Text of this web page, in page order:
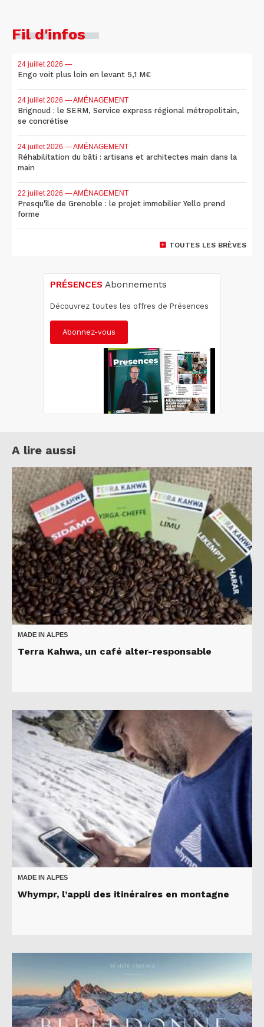
Fil d'infos
24 juillet 2026 —
Engo voit plus loin en levant 5,1 M€
24 juillet 2026 — AMÉNAGEMENT
Brignoud : le SERM, Service express régional métropolitain,
se concrétise
24 juillet 2026 — AMÉNAGEMENT
Réhabilitation du bâti : artisans et architectes main dans la
main
22 juillet 2026 — AMÉNAGEMENT
Presqu'île de Grenoble : le projet immobilier Yello prend
forme
TOUTES LES BRÈVES
PRÉSENCES Abonnements
Découvrez toutes les offres de Présences
Abonnez-vous
A lire aussi
MADE IN ALPES
Terra Kahwa, un café alter-responsable
MADE IN ALPES
Whympr, l’appli des itinéraires en montagne